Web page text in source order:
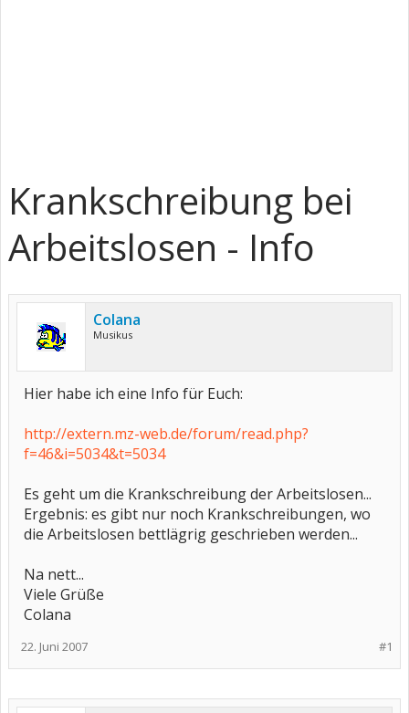
Krankschreibung bei
Arbeitslosen - Info
Colana
Musikus
Hier habe ich eine Info für Euch:
http://extern.mz-web.de/forum/read.php?
f=46&i=5034&t=5034
Es geht um die Krankschreibung der Arbeitslosen...
Ergebnis: es gibt nur noch Krankschreibungen, wo
die Arbeitslosen bettlägrig geschrieben werden...
Na nett...
Viele Grüße
Colana
#1
22. Juni 2007